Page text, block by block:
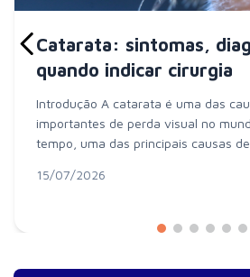
Catarata: sintomas,
quando indicar cirurgia
Introdução A catarata é uma das
importantes de perda visual no
tempo, uma das principais causas
15/07/2026